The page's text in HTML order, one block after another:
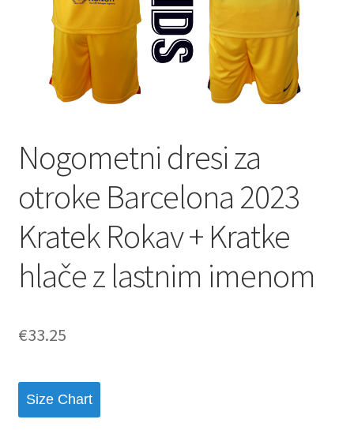
Nogometni dresi za
otroke Barcelona 2023
Kratek Rokav + Kratke
hlače z lastnim imenom
€33.25
Size Chart